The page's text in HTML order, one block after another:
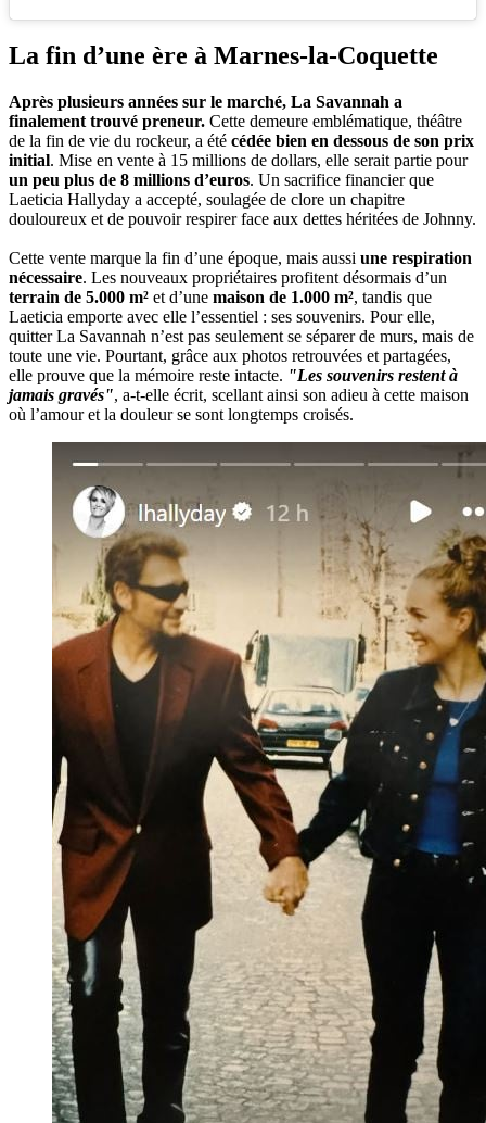
La fin d’une ère à Marnes-la-Coquette
Après plusieurs années sur le marché, La Savannah a
finalement trouvé preneur. Cette demeure emblématique, théâtre
de la fin de vie du rockeur, a été cédée bien en dessous de son prix
initial. Mise en vente à 15 millions de dollars, elle serait partie pour
un peu plus de 8 millions d’euros. Un sacrifice financier que
Laeticia Hallyday a accepté, soulagée de clore un chapitre
douloureux et de pouvoir respirer face aux dettes héritées de Johnny.
Cette vente marque la fin d’une époque, mais aussi une respiration
nécessaire. Les nouveaux propriétaires profitent désormais d’un
terrain de 5.000 m² et d’une maison de 1.000 m², tandis que
Laeticia emporte avec elle l’essentiel : ses souvenirs. Pour elle,
quitter La Savannah n’est pas seulement se séparer de murs, mais de
toute une vie. Pourtant, grâce aux photos retrouvées et partagées,
elle prouve que la mémoire reste intacte. "Les souvenirs restent à
jamais gravés", a-t-elle écrit, scellant ainsi son adieu à cette maison
où l’amour et la douleur se sont longtemps croisés.